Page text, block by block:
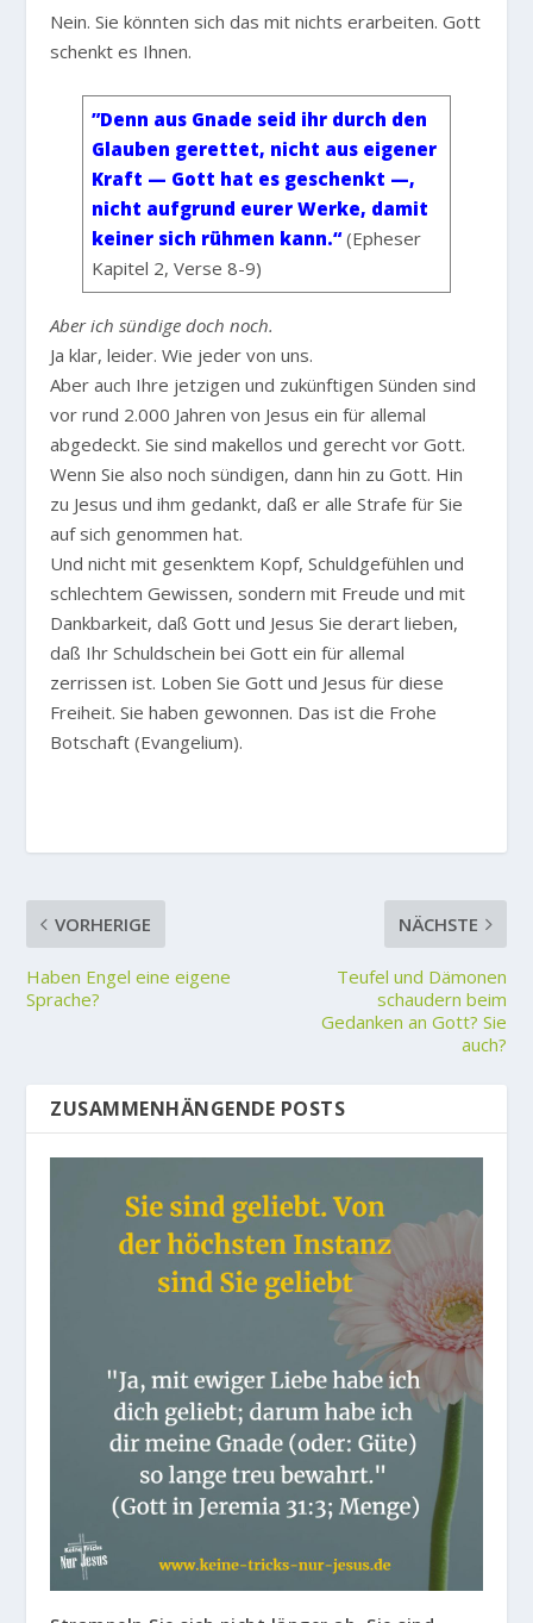
Nein. Sie könnten sich das mit nichts erarbeiten. Gott
schenkt es Ihnen.
”Denn aus Gnade seid ihr durch den
Glauben gerettet, nicht aus eigener
Kraft — Gott hat es geschenkt —,
nicht aufgrund eurer Werke, damit
keiner sich rühmen kann.“ (Epheser
Kapitel 2, Verse 8-9)
Aber ich sündige doch noch.
Ja klar, leider. Wie jeder von uns.
Aber auch Ihre jetzigen und zukünftigen Sünden sind
vor rund 2.000 Jahren von Jesus ein für allemal
abgedeckt. Sie sind makellos und gerecht vor Gott.
Wenn Sie also noch sündigen, dann hin zu Gott. Hin
zu Jesus und ihm gedankt, daß er alle Strafe für Sie
auf sich genommen hat.
Und nicht mit gesenktem Kopf, Schuldgefühlen und
schlechtem Gewissen, sondern mit Freude und mit
Dankbarkeit, daß Gott und Jesus Sie derart lieben,
daß Ihr Schuldschein bei Gott ein für allemal
zerrissen ist. Loben Sie Gott und Jesus für diese
Freiheit. Sie haben gewonnen. Das ist die Frohe
Botschaft (Evangelium).
VORHERIGE
Haben Engel eine eigene
Sprache?
NÄCHSTE
Teufel und Dämonen
schaudern beim
Gedanken an Gott? Sie
auch?
ZUSAMMENHÄNGENDE POSTS